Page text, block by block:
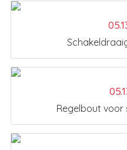
Regelbout